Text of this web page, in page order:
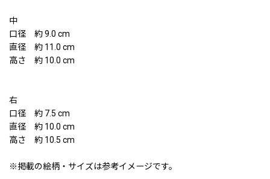
中
口径 約 9.0 cm
直径 約 11.0 cm
高さ 約 10.0 cm
右
口径 約 7.5 cm
直径 約 10.0 cm
高さ 約 10.5 cm
※掲載の絵柄・サイズは参考イメージです。